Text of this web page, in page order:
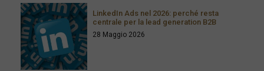
LinkedIn Ads nel 2026: perché resta
centrale per la lead generation B2B
28 Maggio 2026